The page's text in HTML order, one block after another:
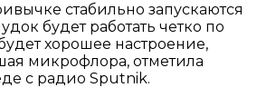
стабильно запускаются
будет работать четко по
хорошее настроение,
микрофлора, отметила
с радио Sputnik.